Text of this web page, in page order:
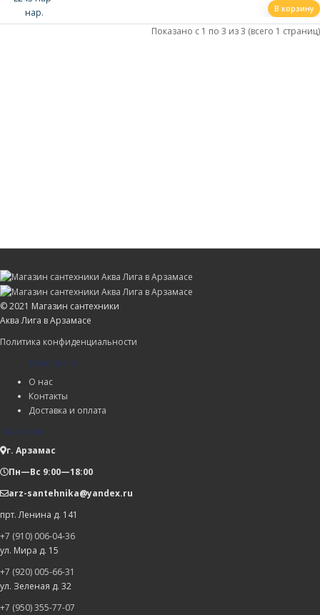
В корзину
Показано с 1 по 3 из 3 (всего 1 страниц)
© 2021 Магазин сантехники
Аква Лига в Арзамасе
Политика конфиденциальности
Компания
О нас
Контакты
Доставка и оплата
Магазин
г. Арзамас
Пн—Вс 9:00—18:00
arz-santehnika@yandex.ru
прт. Ленина д. 141
+7 (910) 006-04-36
ул. Мира д. 15
+7 (920) 005-66-31
ул. Зеленая д. 32
+7 (950) 355-77-07